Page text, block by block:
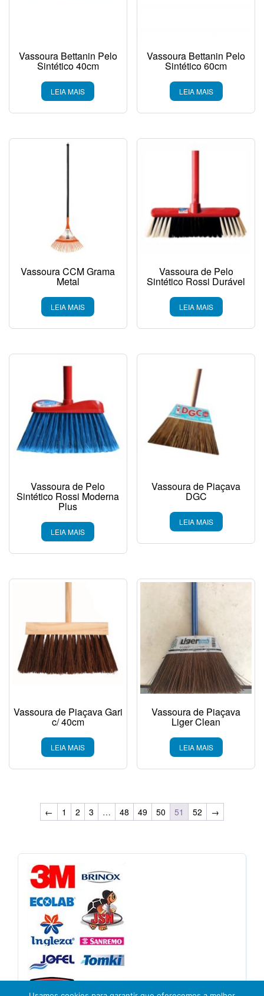
Vassoura Bettanin Pelo
Sintético 40cm
LEIA MAIS
Vassoura Bettanin Pelo
Sintético 60cm
LEIA MAIS
Vassoura CCM Grama
Metal
LEIA MAIS
Vassoura de Pelo
Sintético Rossi Durável
LEIA MAIS
Vassoura de Pelo
Sintético Rossi Moderna
Plus
LEIA MAIS
Vassoura de Piaçava
DGC
LEIA MAIS
Vassoura de Piaçava Gari
c/ 40cm
LEIA MAIS
Vassoura de Piaçava
Liger Clean
LEIA MAIS
← 1 2 3 … 48 49 50 51 52 →